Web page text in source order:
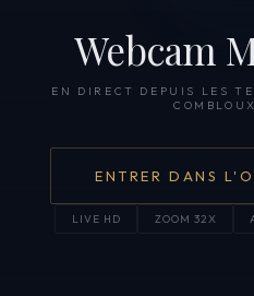
Webcam
EN DIRECT DEPUIS LES
ENTRER DANS
LIVE HD ZOOM 32X